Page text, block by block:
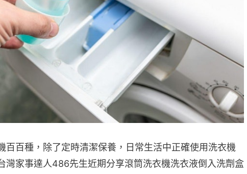
百百種，除了定時清潔保養，日常生活中正確使用洗衣機
灣家事達人486先生近期分享滾筒洗衣機洗衣液倒入洗劑盒